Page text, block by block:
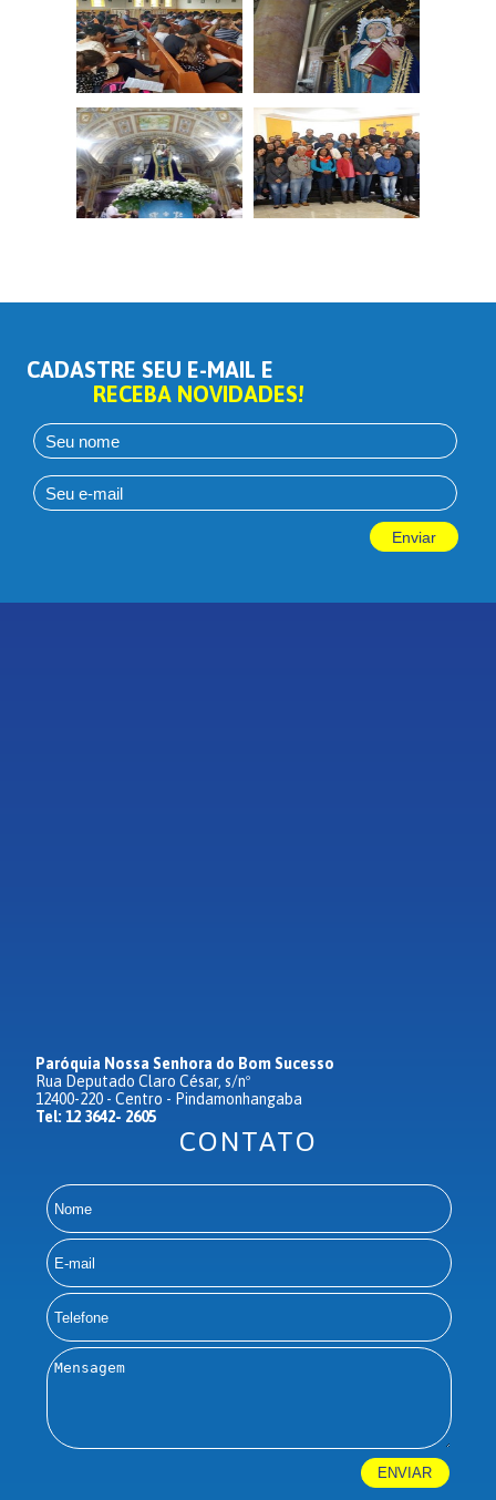
CADASTRE SEU E-MAIL E
RECEBA NOVIDADES!
Paróquia Nossa Senhora do Bom Sucesso
Rua Deputado Claro César, s/nº
12400-220 - Centro - Pindamonhangaba
Tel: 12 3642- 2605
CONTATO